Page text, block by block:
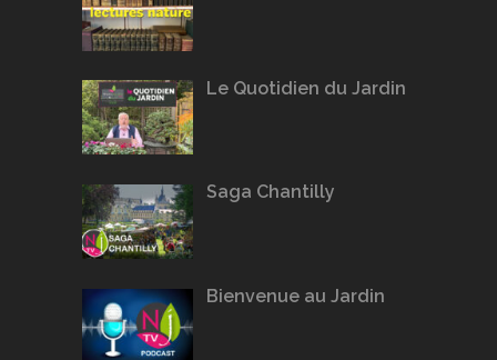
Le Quotidien du Jardin
Saga Chantilly
Bienvenue au Jardin